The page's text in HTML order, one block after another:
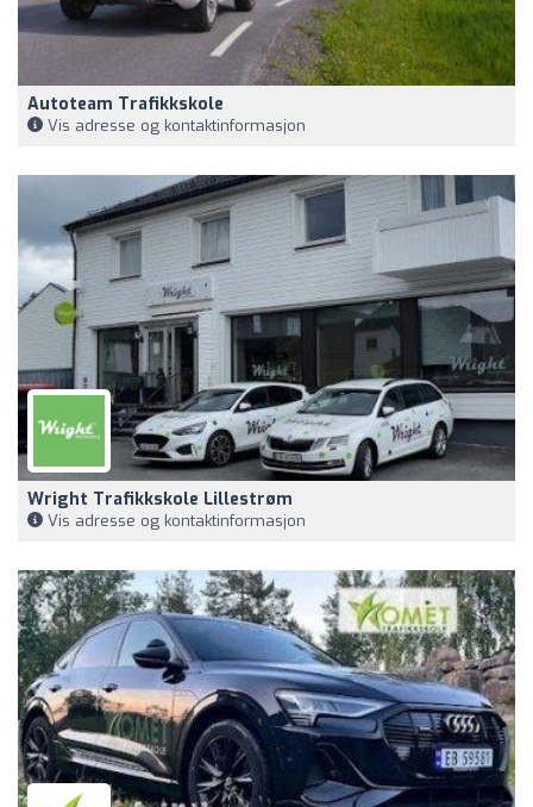
Autoteam Trafikkskole
Vis adresse og kontaktinformasjon
Wright Trafikkskole Lillestrøm
Vis adresse og kontaktinformasjon